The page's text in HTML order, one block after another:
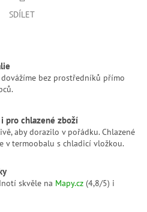
SDÍLET
bez prostředníků přímo
pro chlazené zboží
aby dorazilo v pořádku. Chlazené
v termoobalu s chladicí vložkou.
skvěle na Mapy.cz (4,8/5) i